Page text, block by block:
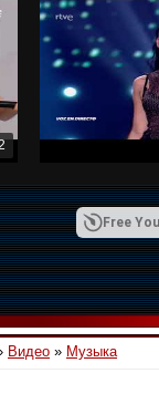
Free
Видео » Музыка